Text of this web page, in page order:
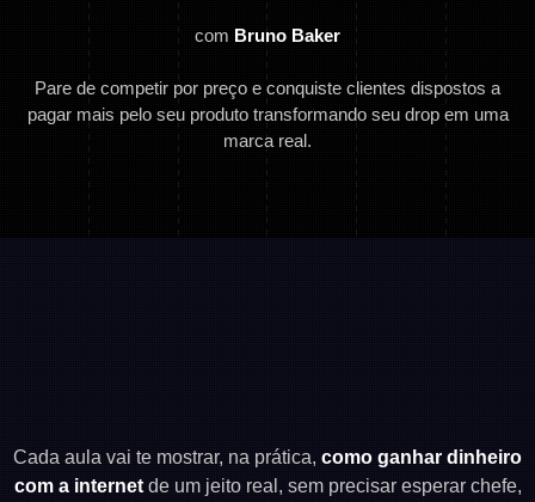
com Bruno Baker
Pare de competir por preço e conquiste clientes dispostos a
pagar mais pelo seu produto transformando seu drop em uma
marca real.
Cada aula vai te mostrar, na prática, como ganhar dinheiro
com a internetde um jeito real, sem precisar esperar chefe,